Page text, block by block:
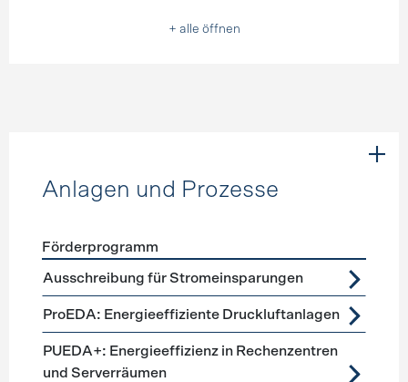
+ alle öffnen
Anlagen und Prozesse
Förderprogramme Anlagen und Prozesse
Förderprogramm
Ausschreibung für Stromeinsparungen
ProEDA: Energieeffiziente Druckluftanlagen
PUEDA+: Energieeffizienz in Rechenzentren
und Serverräumen